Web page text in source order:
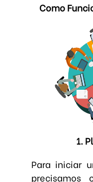
Como
1.
Para iniciar
precisamos